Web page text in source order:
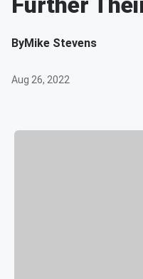
ByMike Stevens
Aug 26, 2022